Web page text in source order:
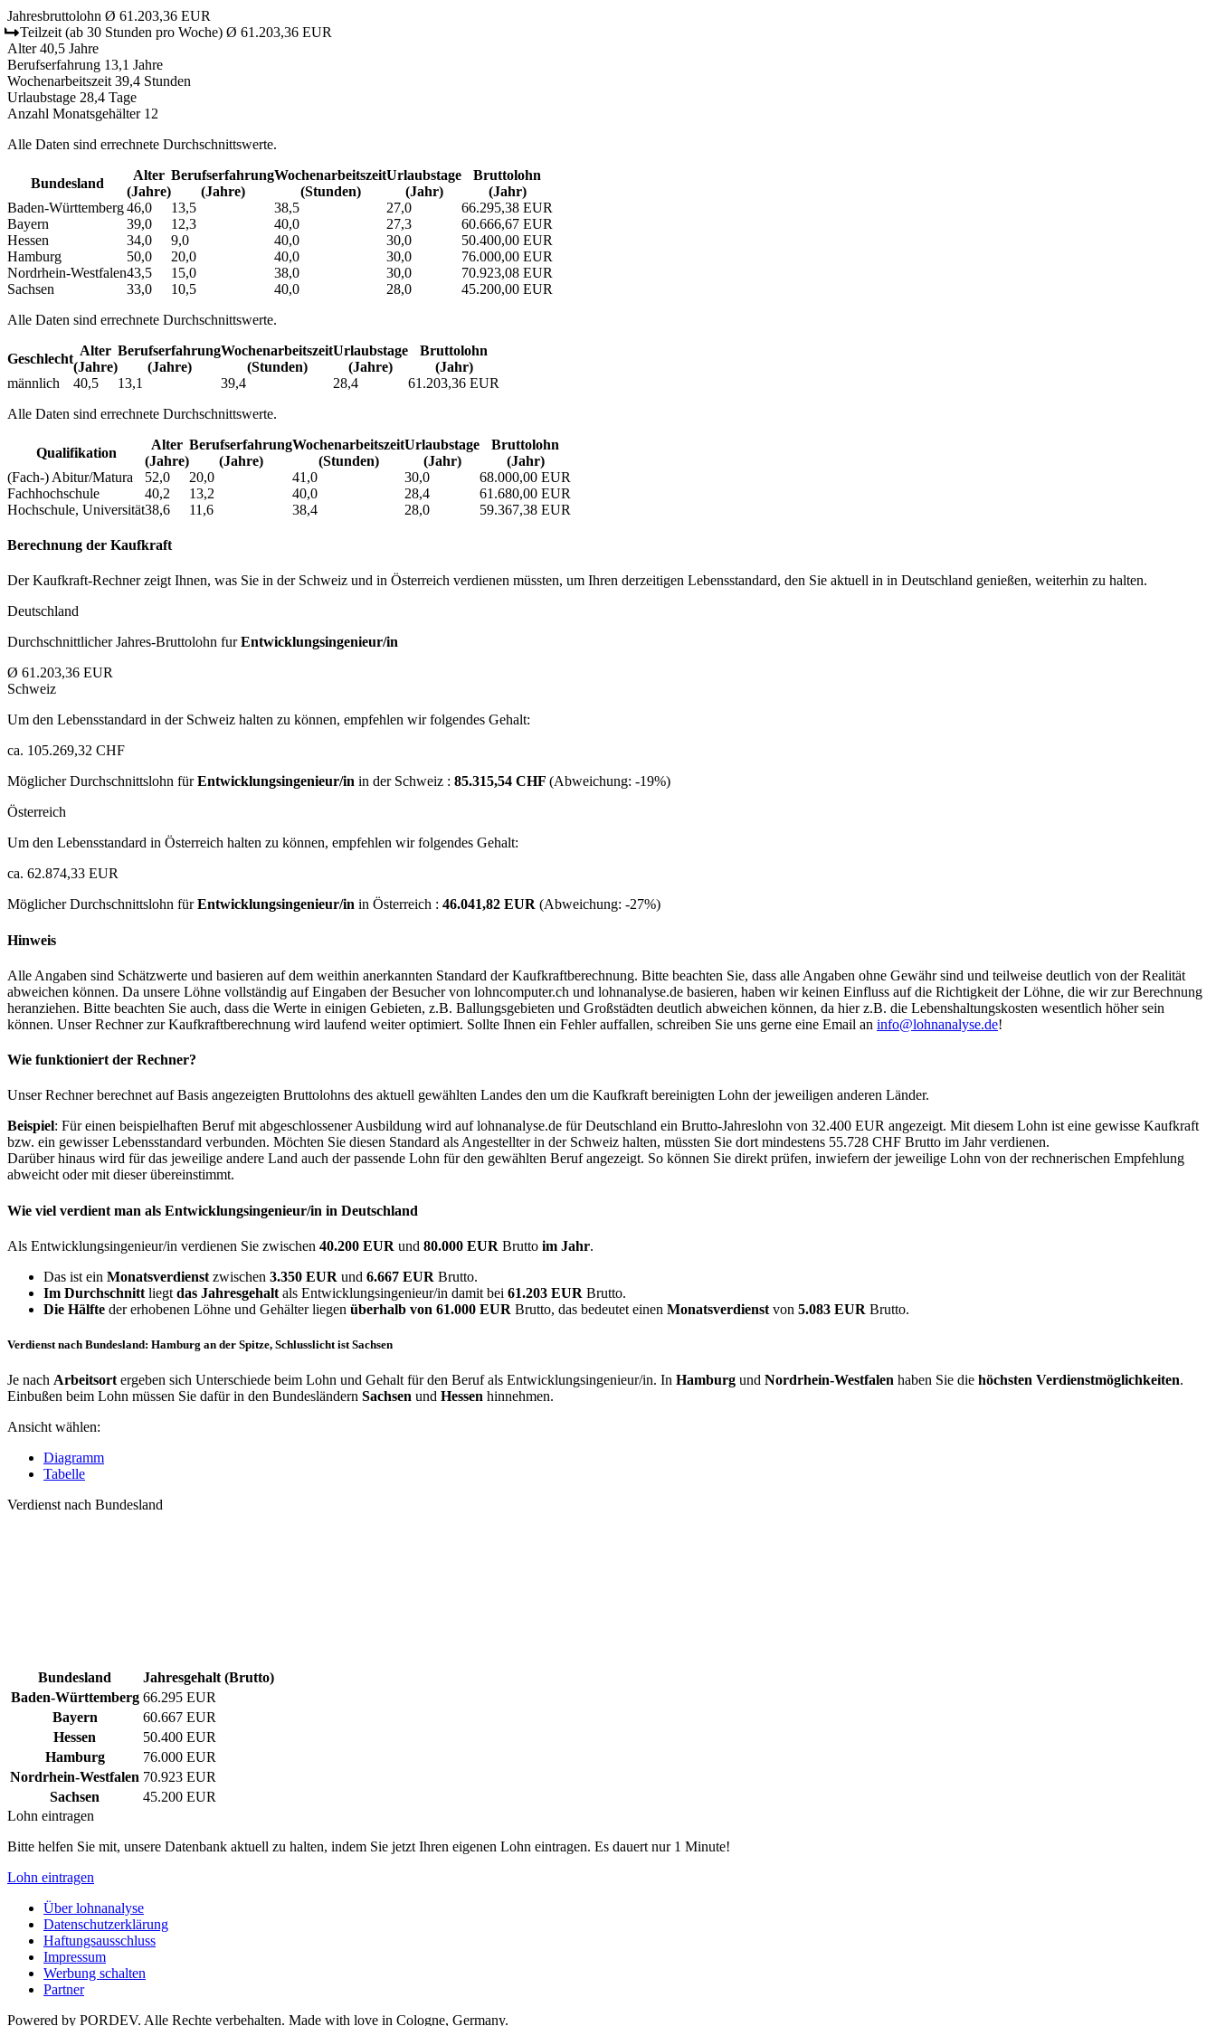
Jahresbruttolohn Ø 61.203,36 EUR
Teilzeit (ab 30 Stunden pro Woche) Ø 61.203,36 EUR
Alter 40,5 Jahre
Berufserfahrung 13,1 Jahre
Wochenarbeitszeit 39,4 Stunden
Urlaubstage 28,4 Tage
Anzahl Monatsgehälter 12
Alle Daten sind errechnete Durchschnittswerte.
Bundesland
Alter
(Jahre)
Berufs­erfahrung
(Jahre)
Wochen­arbeitszeit
(Stunden)
Urlaubs­tage
(Jahr)
Bruttolohn
(Jahr)
Baden-Württemberg46,0 13,5 38,5 27,0
66.295,38 EUR
Bayern
39,0 12,3 40,0 27,3
60.666,67 EUR
Hessen
34,0 9,0 40,0 30,0
50.400,00 EUR
Hamburg
50,0 20,0 40,0 30,0
76.000,00 EUR
Nordrhein-Westfalen43,5 15,0 38,0 30,0
70.923,08 EUR
Sachsen
33,0 10,5 40,0 28,0
45.200,00 EUR
Alle Daten sind errechnete Durchschnittswerte.
Geschlecht
Alter
(Jahre)
Berufs­erfahrung
(Jahre)
Wochen­arbeitszeit
(Stunden)
Urlaubs­tage
(Jahre)
Bruttolohn
(Jahr)
männlich
40,5 13,1 39,4 28,4
61.203,36 EUR
Alle Daten sind errechnete Durchschnittswerte.
Qualifikation
Alter
(Jahre)
Berufs­erfahrung
(Jahre)
Wochen­arbeitszeit
(Stunden)
Urlaubs­tage
(Jahr)
Bruttolohn
(Jahr)
(Fach-) Abitur/Matura
52,0 20,0 41,0 30,0
68.000,00 EUR
Fachhochschule
40,2 13,2 40,0 28,4
61.680,00 EUR
Hochschule, Universität38,6 11,6 38,4 28,0 59.367,38 EUR
Berechnung der Kaufkraft
Der Kaufkraft-Rechner zeigt Ihnen, was Sie in der Schweiz und in Österreich verdienen müssten, um Ihren derzeitigen Lebensstandard, den Sie aktuell in in Deutschland genießen, weiterhin zu halten.
Deutschland
Durchschnittlicher Jahres-Bruttolohn furEntwicklungsingenieur/in
Ø 61.203,36 EUR
Schweiz
Um den Lebensstandard in der Schweiz halten zu können, empfehlen wir folgendes Gehalt:
ca. 105.269,32 CHF
Möglicher Durchschnittslohn fürEntwicklungsingenieur/in in der Schweiz : 85.315,54 CHF (Abweichung: -19%)
Österreich
Um den Lebensstandard in Österreich halten zu können, empfehlen wir folgendes Gehalt:
ca. 62.874,33 EUR
Möglicher Durchschnittslohn fürEntwicklungsingenieur/in in Österreich : 46.041,82 EUR (Abweichung: -27%)
Hinweis
Alle Angaben sind Schätzwerte und basieren auf dem weithin anerkannten Standard der Kaufkraftberechnung. Bitte beachten Sie, dass alle Angaben ohne Gewähr sind und teilweise deutlich von der Realität
abweichen können. Da unsere Löhne vollständig auf Eingaben der Besucher von lohncomputer.ch und lohnanalyse.de basieren, haben wir keinen Einfluss auf die Richtigkeit der Löhne, die wir zur Berechnung
heranziehen. Bitte beachten Sie auch, dass die Werte in einigen Gebieten, z.B. Ballungsgebieten und Großstädten deutlich abweichen können, da hier z.B. die Lebenshaltungskosten wesentlich höher sein
können. Unser Rechner zur Kaufkraftberechnung wird laufend weiter optimiert. Sollte Ihnen ein Fehler auffallen, schreiben Sie uns gerne eine Email an info@lohnanalyse.de!
Wie funktioniert der Rechner?
Unser Rechner berechnet auf Basis angezeigten Bruttolohns des aktuell gewählten Landes den um die Kaufkraft bereinigten Lohn der jeweiligen anderen Länder.
Beispiel: Für einen beispielhaften Beruf mit abgeschlossener Ausbildung wird auf lohnanalyse.de für Deutschland ein Brutto-Jahreslohn von 32.400 EUR angezeigt. Mit diesem Lohn ist eine gewisse Kaufkraft
bzw. ein gewisser Lebensstandard verbunden. Möchten Sie diesen Standard als Angestellter in der Schweiz halten, müssten Sie dort mindestens 55.728 CHF Brutto im Jahr verdienen.
Darüber hinaus wird für das jeweilige andere Land auch der passende Lohn für den gewählten Beruf angezeigt. So können Sie direkt prüfen, inwiefern der jeweilige Lohn von der rechnerischen Empfehlung
abweicht oder mit dieser übereinstimmt.
Wie viel verdient man als Entwicklungsingenieur/in in Deutschland
Als Entwicklungsingenieur/in verdienen Sie zwischen 40.200 EUR und 80.000 EUR Brutto im Jahr.
Das ist ein Monatsverdienst zwischen 3.350 EUR und 6.667 EUR Brutto.
Im Durchschnitt liegt das Jahresgehalt als Entwicklungsingenieur/in damit bei 61.203 EUR Brutto.
Die Hälfte der erhobenen Löhne und Gehälter liegen überhalb von 61.000 EUR Brutto, das bedeutet einen Monatsverdienst von 5.083 EUR Brutto.
Verdienst nach Bundesland: Hamburg an der Spitze, Schlusslicht ist Sachsen
Je nach Arbeitsort ergeben sich Unterschiede beim Lohn und Gehalt für den Beruf als Entwicklungsingenieur/in. In Hamburg und Nordrhein-Westfalen haben Sie die höchsten Verdienstmöglichkeiten.
Einbußen beim Lohn müssen Sie dafür in den Bundesländern Sachsen und Hessen hinnehmen.
Ansicht wählen:
Diagramm
Tabelle
Verdienst nach Bundesland
Bundesland
Jahresgehalt (Brutto)
Baden-Württemberg 66.295 EUR
Bayern
60.667 EUR
Hessen
50.400 EUR
Hamburg
76.000 EUR
Nordrhein-Westfalen 70.923 EUR
Sachsen
45.200 EUR
Lohn eintragen
Bitte helfen Sie mit, unsere Datenbank aktuell zu halten, indem Sie jetzt Ihren eigenen Lohn eintragen. Es dauert nur 1 Minute!
Lohn eintragen
Über lohnanalyse
Datenschutzerklärung
Haftungsausschluss
Impressum
Werbung schalten
Partner
Powered by PORDEV. Alle Rechte verbehalten. Made with love in Cologne, Germany.